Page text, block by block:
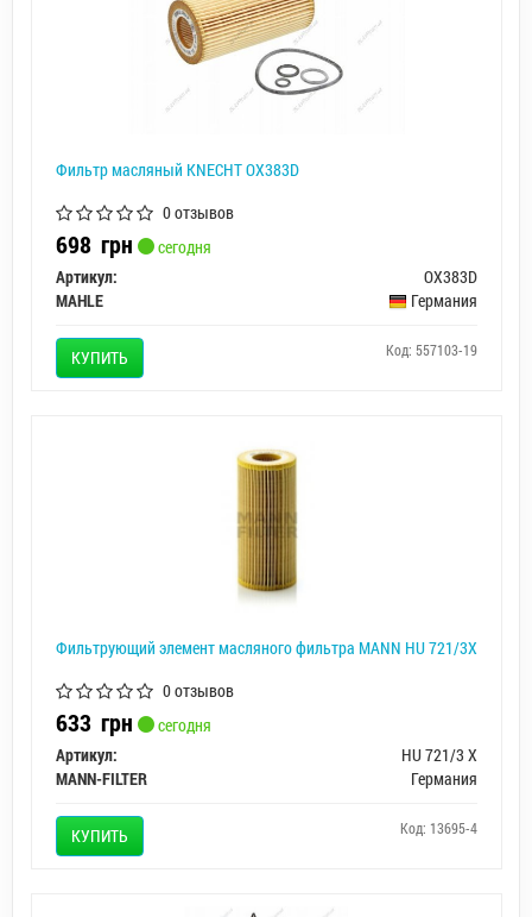
Фильтр масляный KNECHT OX383D
0 отзывов
698 грн
сегодня
Артикул:
OX383D
MAHLE
Германия
КУПИТЬ Код: 557103-19
Фильтрующий элемент масляного фильтра MANN HU 721/3X
0 отзывов
633 грн
сегодня
Артикул:
HU 721/3 X
MANN-FILTER
Германия
КУПИТЬ Код: 13695-4